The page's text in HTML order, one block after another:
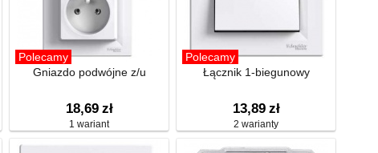
Polecamy
Gniazdo podwójne z/u
18,69 zł
1 wariant
Polecamy
Łącznik 1-biegunowy
13,89 zł
2 warianty